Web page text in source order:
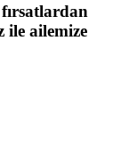
ile ailemize